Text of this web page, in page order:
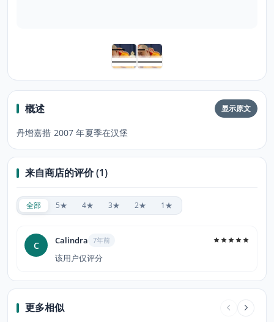
概述 显示原文
丹增嘉措 2007 年夏季在汉堡
来自商店的评价 (1)
全部 5★ 4★ 3★ 2★ 1★
C Calindra 7年前
该用户仅评分
更多相似